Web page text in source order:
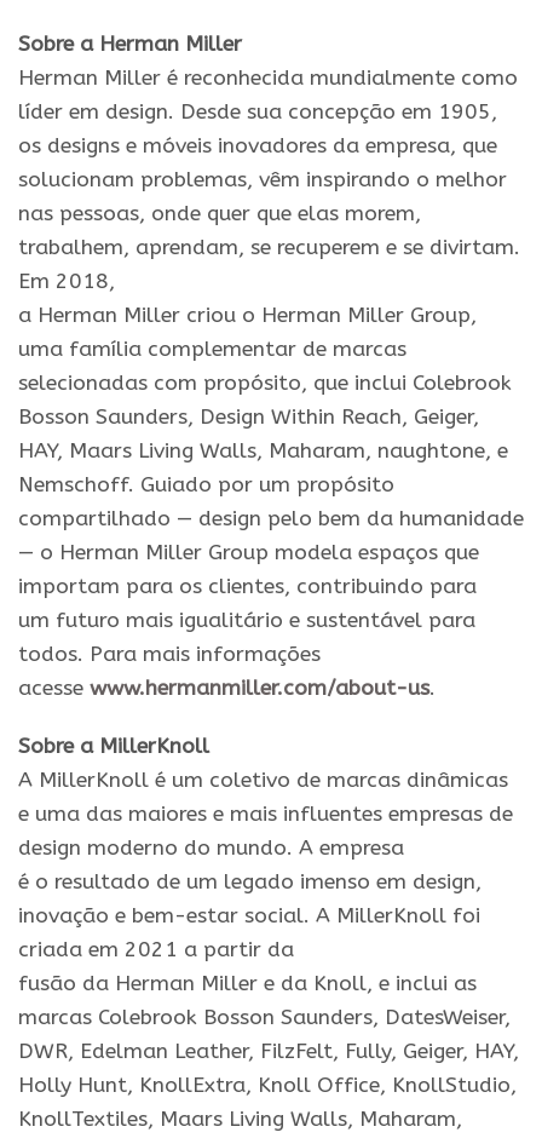
Sobrea Herman Miller
Herman Miller é reconhecida mundialmente como
líder em design. Desde sua concepção em 1905,
os designs e móveis inovadores da empresa, que
solucionam problemas, vêm inspirando o melhor
nas pessoas, onde quer que elas morem,
trabalhem, aprendam, se recuperem e se divirtam.
Em 2018,
a Herman Miller criou o Herman Miller Group,
uma família complementar de marcas
selecionadas com propósito, que inclui Colebrook
Bosson Saunders, Design Within Reach, Geiger,
HAY, Maars Living Walls, Maharam, naughtone, e
Nemschoff. Guiado por um propósito
compartilhado — design pelo bem da humanidade
— o Herman Miller Group modela espaços que
importam para os clientes, contribuindo para
um futuro mais igualitário e sustentável para
todos. Para mais informações
acesse www.hermanmiller.com/about-us.
Sobrea MillerKnoll
A MillerKnoll é um coletivo de marcas dinâmicas
e uma das maiores e mais influentes empresas de
design moderno do mundo. A empresa
é o resultado de um legado imenso em design,
inovação e bem-estar social. A MillerKnoll foi
criada em 2021 a partir da
fusão da Herman Miller e da Knoll, e inclui as
marcas Colebrook Bosson Saunders, DatesWeiser,
DWR, Edelman Leather, FilzFelt, Fully, Geiger, HAY,
Holly Hunt, KnollExtra, Knoll Office, KnollStudio,
KnollTextiles, Maars Living Walls, Maharam,